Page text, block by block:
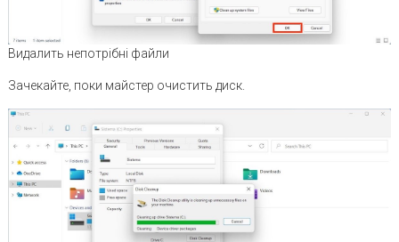
Видалить непотрібні файли
Зачекайте, поки майстер очистить диск.